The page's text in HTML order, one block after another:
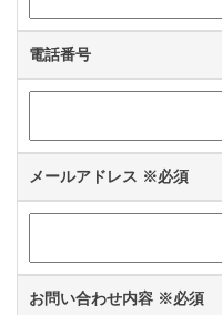
電話番号
メールアドレス ※必須
お問い合わせ内容 ※必須